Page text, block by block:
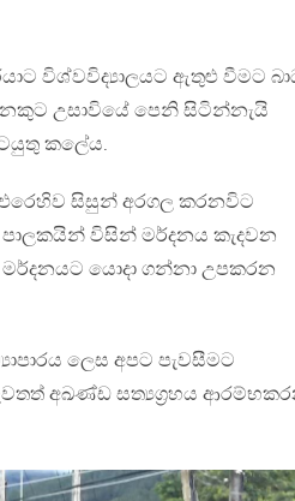
විශ්වවිද්‍යාලයට ඇතුළු වීමට
උසාවියේ පෙනි සිටින්නැයි
කලේය.
සිසුන් අරගල කරනවිට
විසින් මර්දනය කැදවන
යොදා ගන්නා උපකරන
ලෙස අපට පැවසීමට
අඛණ්ඩ සත්‍යග්‍රහය